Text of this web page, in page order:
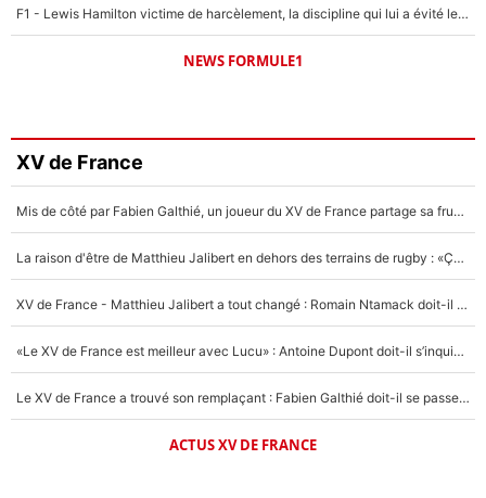
F1 - Lewis Hamilton victime de harcèlement, la discipline qui lui a évité le pire : «J'aurais probablement mal tourné»
NEWS FORMULE1
XV de France
Mis de côté par Fabien Galthié, un joueur du XV de France partage sa frustration : «ils ne me l’ont pas dit tout de suite»
La raison d'être de Matthieu Jalibert en dehors des terrains de rugby : «Ça m'atteint autant que si tu touches à un membre de ma famille»
XV de France - Matthieu Jalibert a tout changé : Romain Ntamack doit-il s’inquiéter pour sa place à un an de la Coupe du monde ?
«Le XV de France est meilleur avec Lucu» : Antoine Dupont doit-il s’inquiéter pour sa place ?
Le XV de France a trouvé son remplaçant : Fabien Galthié doit-il se passer d'Antoine Dupont ?
ACTUS XV DE FRANCE